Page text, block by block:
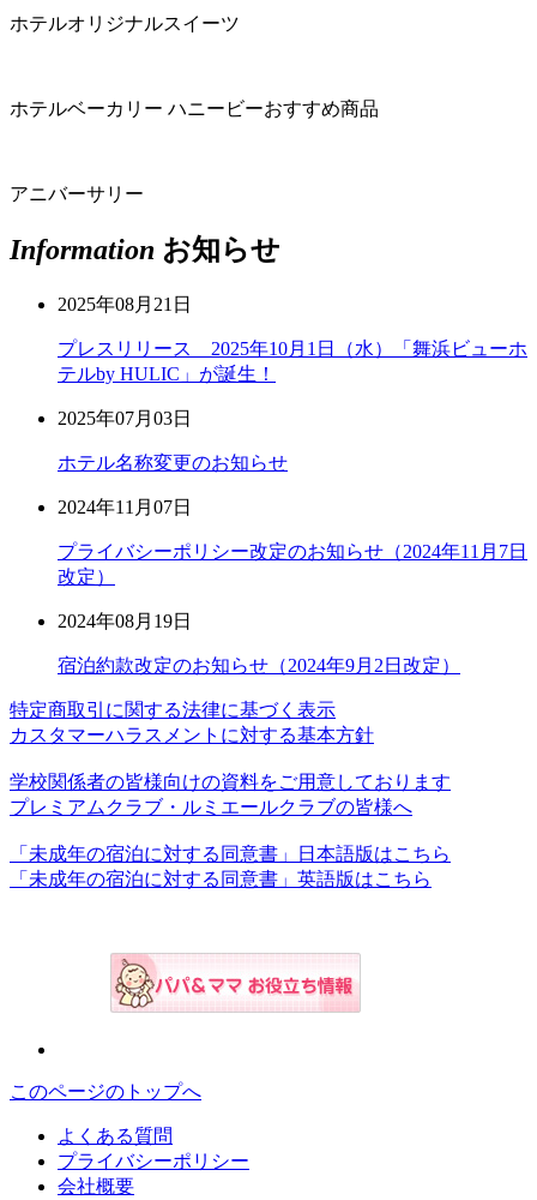
ホテルオリジナルスイーツ
ホテルベーカリー ハニービーおすすめ商品
アニバーサリー
Information お知らせ
2025年08月21日
プレスリリース 2025年10月1日（水）「舞浜ビューホ
テルby HULIC」が誕生！
2025年07月03日
ホテル名称変更のお知らせ
2024年11月07日
プライバシーポリシー改定のお知らせ（2024年11月7日
改定）
2024年08月19日
宿泊約款改定のお知らせ（2024年9月2日改定）
特定商取引に関する法律に基づく表示
カスタマーハラスメントに対する基本方針
学校関係者の皆様向けの資料をご用意しております
プレミアムクラブ・ルミエールクラブの皆様へ
「未成年の宿泊に対する同意書」日本語版はこちら
「未成年の宿泊に対する同意書」英語版はこちら
このページのトップへ
よくある質問
プライバシーポリシー
会社概要